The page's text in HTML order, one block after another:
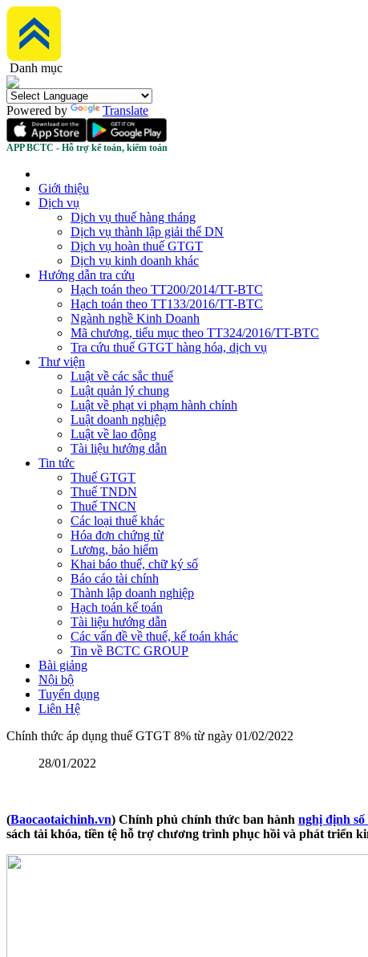
Danh mục
Powered by Translate
APP BCTC - Hỗ trợ kế toán, kiểm toán
Giới thiệu
Dịch vụ
Dịch vụ thuế hàng tháng
Dịch vụ thành lập giải thể DN
Dịch vụ hoàn thuế GTGT
Dịch vụ kinh doanh khác
Hướng dẫn tra cứu
Hạch toán theo TT200/2014/TT-BTC
Hạch toán theo TT133/2016/TT-BTC
Ngành nghề Kinh Doanh
Mã chương, tiểu mục theo TT324/2016/TT-BTC
Tra cứu thuế GTGT hàng hóa, dịch vụ
Thư viện
Luật về các sắc thuế
Luật quản lý chung
Luật về phạt vi phạm hành chính
Luật doanh nghiệp
Luật về lao động
Tài liệu hướng dẫn
Tin tức
Thuế GTGT
Thuế TNDN
Thuế TNCN
Các loại thuế khác
Hóa đơn chứng từ
Lương, bảo hiểm
Khai báo thuế, chữ ký số
Báo cáo tài chính
Thành lập doanh nghiệp
Hạch toán kế toán
Tài liệu hướng dẫn
Các vấn đề về thuế, kế toán khác
Tin về BCTC GROUP
Bài giảng
Nội bộ
Tuyển dụng
Liên Hệ
Chính thức áp dụng thuế GTGT 8% từ ngày 01/02/2022
28/01/2022
(Baocaotaichinh.vn) Chính phủ chính thức ban hành nghị định
sách tài khóa, tiền tệ hỗ trợ chương trình phục hồi và phát triển